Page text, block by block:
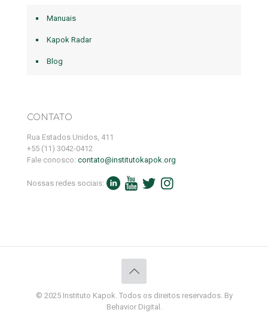
Manuais
Kapok Radar
Blog
CONTATO
Rua Estados Unidos, 411
+55 (11) 3042-0412
Fale conosco: contato@institutokapok.org
Nossas redes sociais:
© 2025 Instituto Kapok. Todos os direitos reservados. By
Behavior Digital.